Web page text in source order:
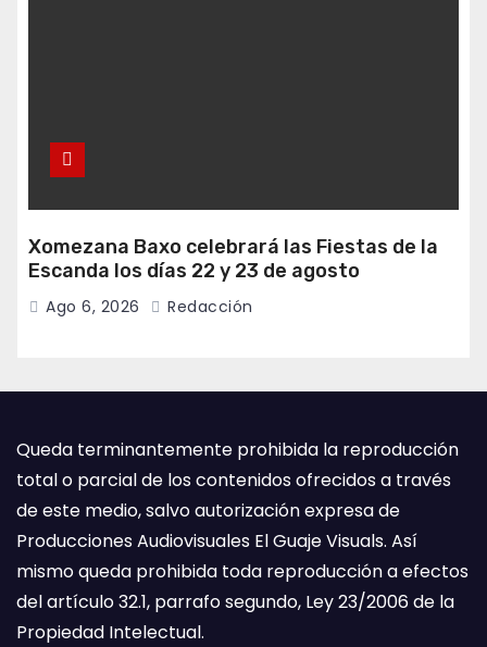
Xomezana Baxo celebrará las Fiestas de la
Escanda los días 22 y 23 de agosto
Ago 6, 2026 Redacción
Queda terminantemente prohibida la reproducción
total o parcial de los contenidos ofrecidos a través
de este medio, salvo autorización expresa de
Producciones Audiovisuales El Guaje Visuals. Así
mismo queda prohibida toda reproducción a efectos
del artículo 32.1, parrafo segundo, Ley 23/2006 de la
Propiedad Intelectual.